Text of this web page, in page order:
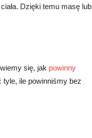
Dzięki temu masę lub
się, jak powinny
tyle, ile powinniśmy bez